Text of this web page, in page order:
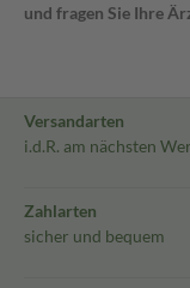
und fragen Sie Ihre
Versandarten
i.d.R. am nächsten
Zahlarten
sicher und bequem